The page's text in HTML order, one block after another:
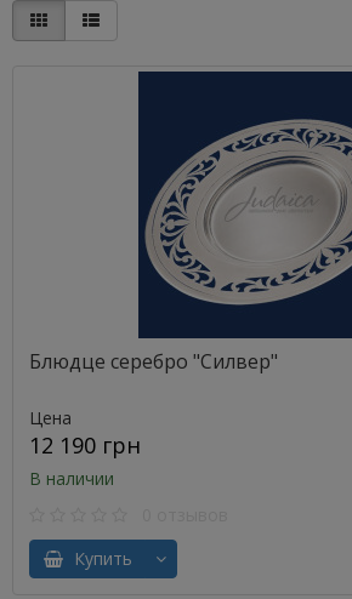
Блюдце серебро "Силвер"
Цена
12 190 грн
В наличии
Купить